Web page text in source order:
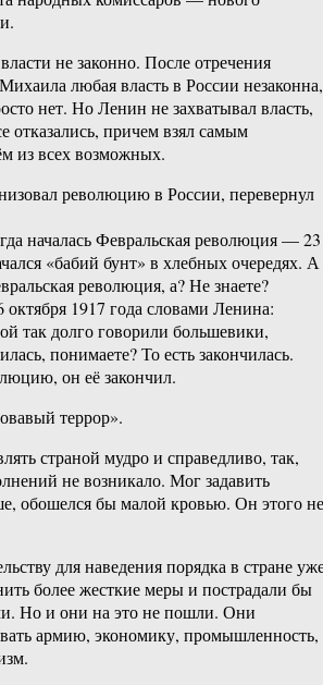
не законно. После отречения
любая власть в России незаконна,
нет. Но Ленин не захватывал власть,
отказались, причем взял самым
из всех возможных.
революцию в России, перевернул
началась Февральская революция — 23
«бабий бунт» в хлебных очередях. А
революция, а? Не знаете?
октября 1917 года словами Ленина:
так долго говорили большевики,
понимаете? То есть закончилась.
он её закончил.
террор».
страной мудро и справедливо, так,
не возникало. Мог задавить
обошелся бы малой кровью. Он этого не
для наведения порядка в стране
более жесткие меры и пострадали бы
Но и они на это не пошли. Они
армию, экономику, промышленность,